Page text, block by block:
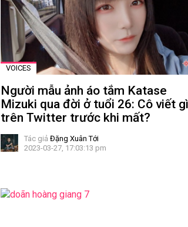
VOICES
Người mẫu ảnh áo tắm Katase
Mizuki qua đời ở tuổi 26: Cô viết gì
trên Twitter trước khi mất?
Tác giả Đặng Xuân Tới
2023-03-27, 17:03:13 pm